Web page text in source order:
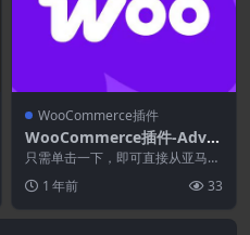
WooCommerce插件
WooCommerce插件-Adva
nced Product Importer &
Affiliate for WooCommerc
e 4.11.0
只需单击一下，即可直接从亚马
逊、Aliexpress、eBay、沃尔玛和
其他 1...
1 年前 33